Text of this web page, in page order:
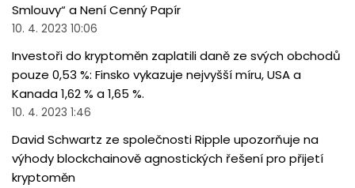
Smlouvy“ a Není Cenný Papír
10. 4. 2023 10:06
Investoři do kryptoměn zaplatili daně ze svých obchodů
pouze 0,53 %: Finsko vykazuje nejvyšší míru, USA a
Kanada 1,62 % a 1,65 %.
10. 4. 2023 1:46
David Schwartz ze společnosti Ripple upozorňuje na
výhody blockchainově agnostických řešení pro přijetí
kryptoměn